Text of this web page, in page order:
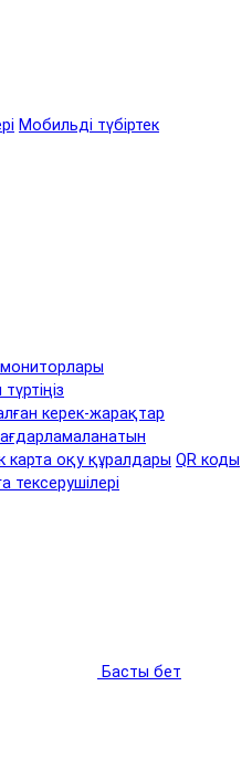
Мобильді түбіртек
мониторлары
керек-жарақтар
карта оқу құралдары QR коды
тексерушілері
Басты бет